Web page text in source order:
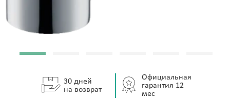
30 дней
на возврат
Официальная
гарантия 12
мес